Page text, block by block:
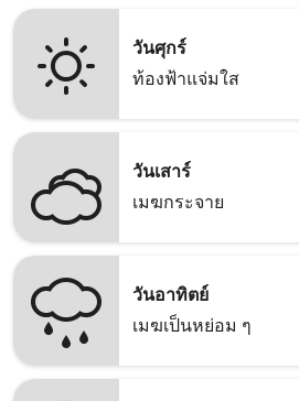
วันศุกร์
ท้องฟ้าแจ่มใส
วันเสาร์
เมฆกระจาย
วันอาทิตย์
เมฆเป็นหย่อม ๆ